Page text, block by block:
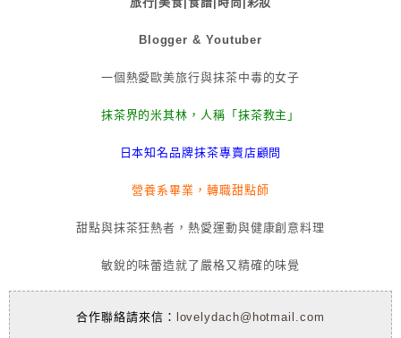
Blogger & Youtuber
一個熱愛歐美旅行與抹茶中毒的女子
抹茶界的米其林，人稱「抹茶教主」
日本知名品牌抹茶專賣店顧問
營養系畢業，轉職甜點師
甜點與抹茶狂熱者，熱愛運動與健康創意料理
敏銳的味蕾造就了嚴格又精確的味覺
合作聯絡請來信： lovelydach@hotmail.com